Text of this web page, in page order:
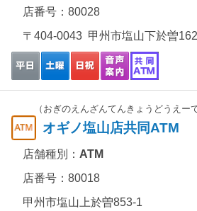
店番号：80028
〒404-0043 甲州市塩山下於曽
（おぎのえんざんてんきょうどうえー
オギノ塩山店共同ATM
店舗種別： ATM
店番号：80018
甲州市塩山上於曽853-1